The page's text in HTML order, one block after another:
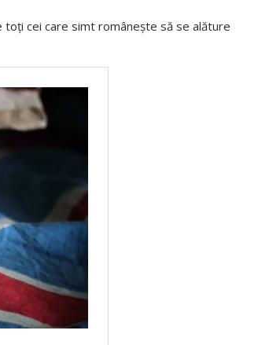
cei care simt românește să se alăture